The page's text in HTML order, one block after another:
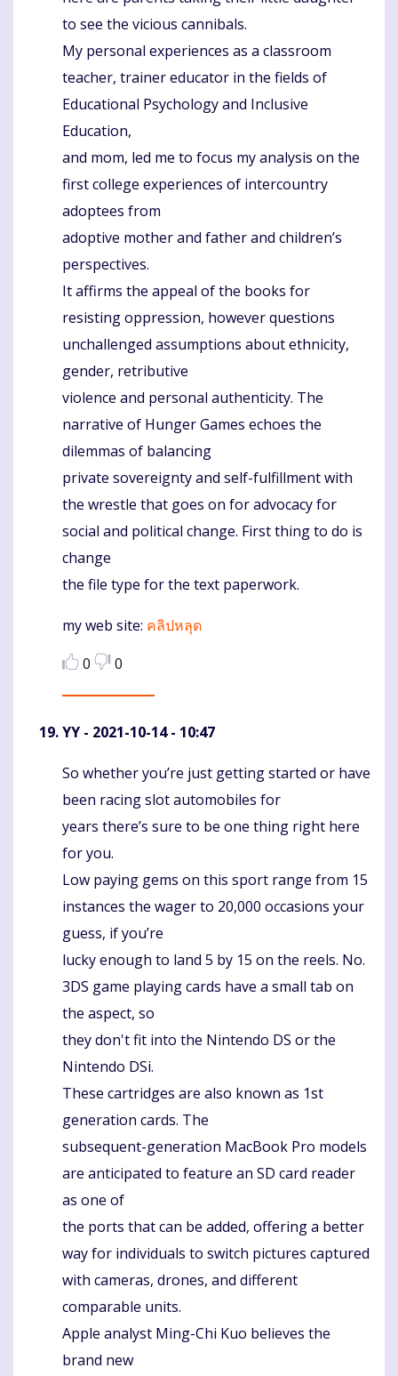
to see the vicious cannibals.
My personal experiences as a classroom
teacher, trainer educator in the fields of
Educational Psychology and Inclusive
Education,
and mom, led me to focus my analysis on the
first college experiences of intercountry
adoptees from
adoptive mother and father and children’s
perspectives.
It affirms the appeal of the books for
resisting oppression, however questions
unchallenged assumptions about ethnicity,
gender, retributive
violence and personal authenticity. The
narrative of Hunger Games echoes the
dilemmas of balancing
private sovereignty and self-fulfillment with
the wrestle that goes on for advocacy for
social and political change. First thing to do is
change
the file type for the text paperwork.
my web site: คลิปหลุด
0
0
YY - 2021-10-14 - 10:47
Komentaras
So whether you’re just getting started or have
been racing slot automobiles for
years there’s sure to be one thing right here
for you.
Low paying gems on this sport range from 15
instances the wager to 20,000 occasions your
guess, if you’re
lucky enough to land 5 by 15 on the reels. No.
3DS game playing cards have a small tab on
the aspect, so
they don't fit into the Nintendo DS or the
Nintendo DSi.
These cartridges are also known as 1st
generation cards. The
subsequent-generation MacBook Pro models
are anticipated to feature an SD card reader
as one of
the ports that can be added, offering a better
way for individuals to switch pictures captured
with cameras, drones, and different
comparable units.
Apple analyst Ming-Chi Kuo believes the
brand new